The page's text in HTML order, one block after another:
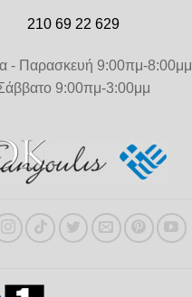
210 69 22 629
- Παρασκευή 9:00πμ-8:00μμ
9:00πμ-3:00μμ